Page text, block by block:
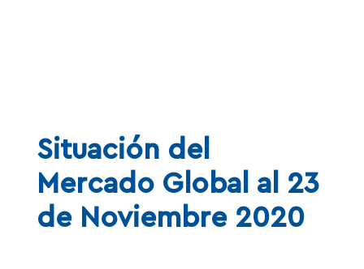
Situación del
Mercado Global al 23
de Noviembre 2020